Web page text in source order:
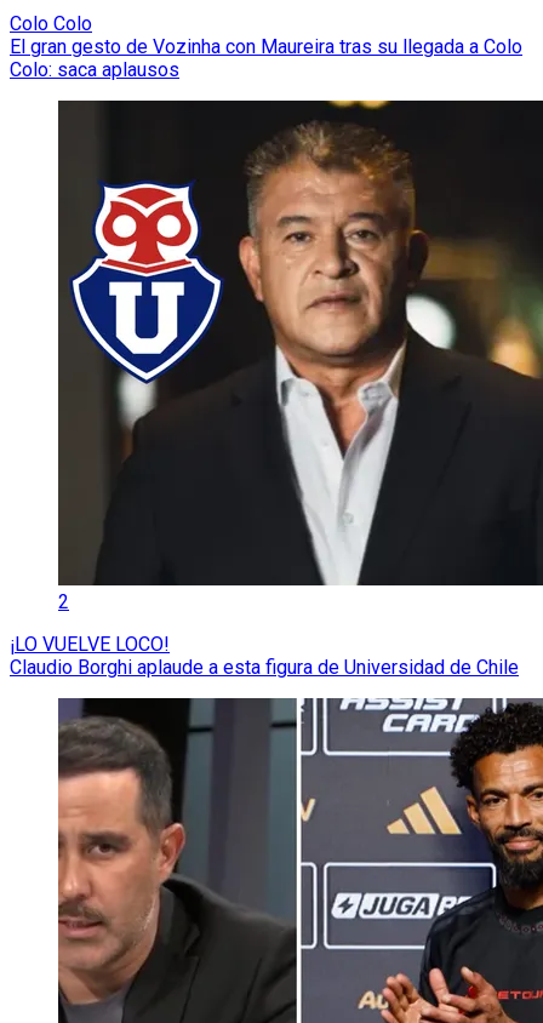
Colo Colo
El gran gesto de Vozinha con Maureira tras su llegada a Colo
Colo: saca aplausos
2
¡LO VUELVE LOCO!
Claudio Borghi aplaude a esta figura de Universidad de Chile